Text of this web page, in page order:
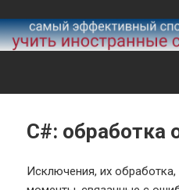
C#: обработка
Исключения, их